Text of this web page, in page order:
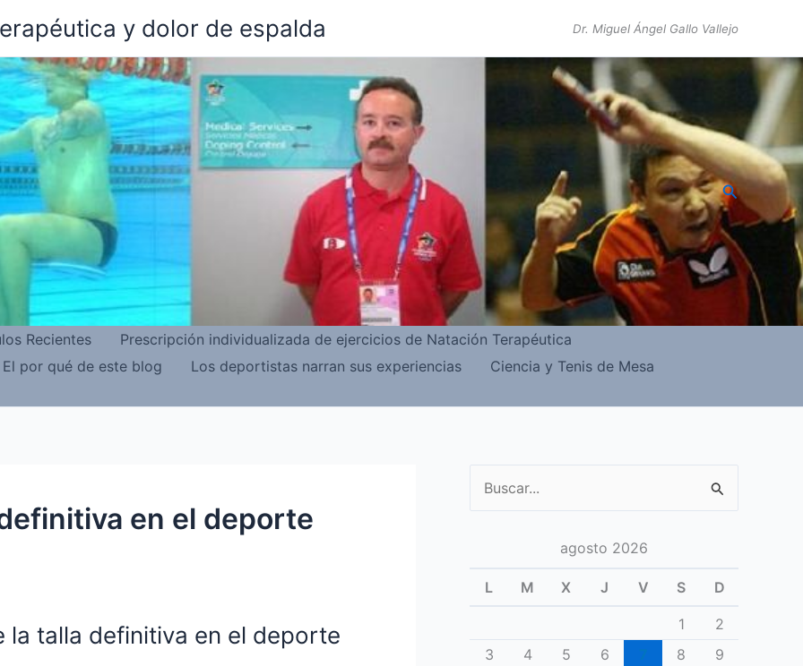
y dolor de espalda Dr. Miguel Ángel Gallo Vallejo
Buscar
Recientes
Prescripción individualizada de ejercicios de Natación Terapéutica
El por qué de este blog Los deportistas narran sus experiencias
Ciencia y Tenis de Mesa
en el deporte
talla definitiva en el deporte
Buscar
por:
agosto 2026
L M X J V S D
1
2
3
4 5 6 8
9